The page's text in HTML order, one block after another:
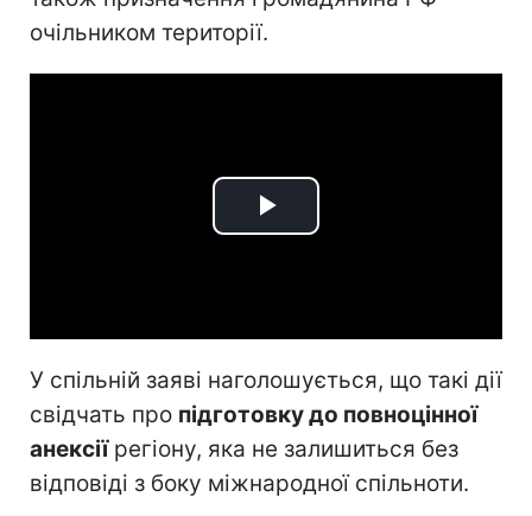
очільником території.
Play
У спільній заяві наголошується, що такі дії
свідчать про підготовку до повноцінної
анексіїрегіону, яка не залишиться без
відповіді з боку міжнародної спільноти.